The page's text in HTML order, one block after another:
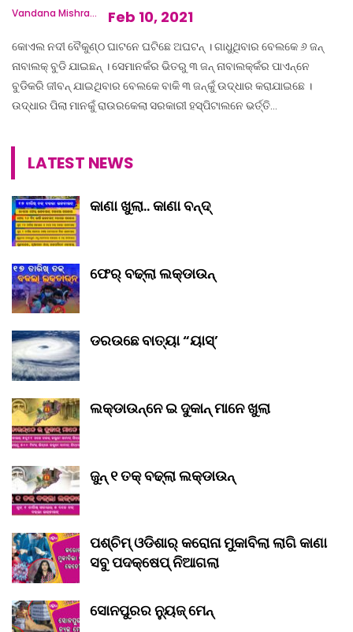
Vandana Mishra Feb 10, 2021
କୋଏଲ ନଦୀ ବୈକୁଣ୍ଠ ଘାଟନେ ଘଟିଛେ ଅଘଟନ୍ । ଗାଧୁଥିବାର ବେଲକେ ୬ ଜନ୍
ନାବାଲକ୍ ବୁଡି ଯାଇଛନ୍ । ସେମାନକଁର ଭିତରୁ ୩ ଜନ୍ ନାବାଲକ୍‌କଁର ପାଏନ୍‌ନେ
ବୁଡିକରି ଜୀବନ୍ ଯାଇଥିବାର ବେଲକେ ବାକି ୩ ଜନ୍‌କୁଁ ଉଦ୍ଧାର କରାଯାଇଛେ ।
ଉଦ୍ଧାର ପିଲା ମାନକୁଁ ରାଉରକେଲା ସରକାରୀ ହସ୍ପିଟାଲନେ ଭର୍ତ୍ତି…
LATEST NEWS
କାଣା ଖୁଲା.. କାଣା ବନ୍ଦ୍‌
ଫେର୍ ବଢ୍‌ଲା ଲକ୍‌ଡାଉନ୍‌
ଡରଉଛେ ବାତ୍ୟା “ୟାସ୍‌’
ଲକ୍‌ଡାଉନ୍‌ନେ ଇ ଦୁକାନ୍ ମାନେ ଖୁଲା
ଜୁନ୍ ୧ ତକ୍ ବଢ୍‌ଲା ଲକ୍‌ଡାଉନ୍‌
ପଶ୍ଚିମ୍ ଓଡିଶାର୍ କରୋନା ମୁକାବିଲା ଲାଗି କାଣା
ସବୁ ପଦକ୍ଷେପ୍ ନିଆଗଲା
ସୋନପୁରର ନ୍ୟୁଜ୍ ମେନ୍